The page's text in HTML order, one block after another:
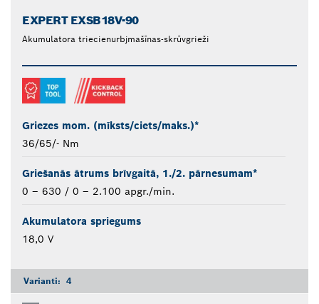
EXPERT EXSB18V-90
Akumulatora triecienurbjmašīnas-skrūvgrieži
Griezes mom. (mīksts/ciets/maks.)*
36/65/- Nm
Griešanās ātrums brīvgaitā, 1./2. pārnesumam*
0 – 630 / 0 – 2.100 apgr./min.
Akumulatora spriegums
18,0 V
Varianti: 4